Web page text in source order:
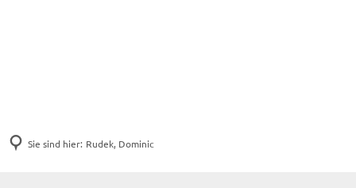
Sie sind hier: Rudek, Dominic